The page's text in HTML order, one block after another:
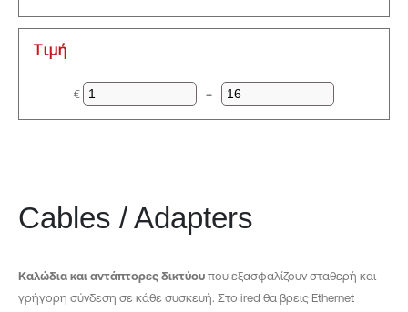
Cables / Adapters
Καλώδια και αντάπτορες δικτύου που εξασφαλίζουν σταθερή και
γρήγορη σύνδεση σε κάθε συσκευή. Στο ired θα βρεις Ethernet
Τιμή
€
Minimum Price
–
Maximum Price